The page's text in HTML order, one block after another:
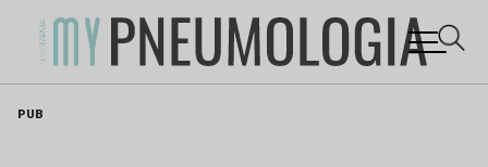
PUB